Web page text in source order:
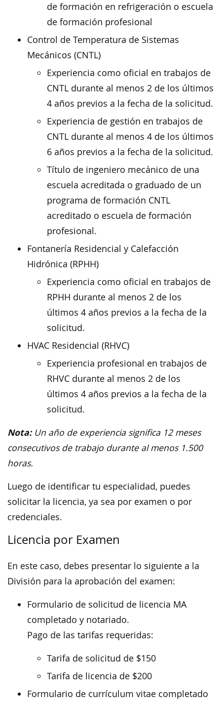
de formación en refrigeración o escuela
de formación profesional
Control de Temperatura de Sistemas
Mecánicos (CNTL)
Experiencia como oficial en trabajos de
CNTL durante al menos 2 de los últimos
4 años previos a la fecha de la solicitud.
Experiencia de gestión en trabajos de
CNTL durante al menos 4 de los últimos
6 años previos a la fecha de la solicitud.
Título de ingeniero mecánico de una
escuela acreditada o graduado de un
programa de formación CNTL
acreditado o escuela de formación
profesional.
Fontanería Residencial y Calefacción
Hidrónica (RPHH)
Experiencia como oficial en trabajos de
RPHH durante al menos 2 de los
últimos 4 años previos a la fecha de la
solicitud.
HVAC Residencial (RHVC)
Experiencia profesional en trabajos de
RHVC durante al menos 2 de los
últimos 4 años previos a la fecha de la
solicitud.
Nota:Un año de experiencia significa 12 meses
consecutivos de trabajo durante al menos 1.500
horas.
Luego de identificar tu especialidad, puedes
solicitar la licencia, ya sea por examen o por
credenciales.
Licencia por Examen
En este caso, debes presentar lo siguiente a la
División para la aprobación del examen:
Formulario de solicitud de licencia MA
completado y notariado.
Pago de las tarifas requeridas:
Tarifa de solicitud de $150
Tarifa de licencia de $200
Formulario de currículum vitae completado